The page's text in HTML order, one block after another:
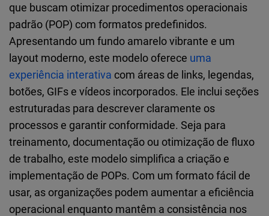
que buscam otimizar procedimentos operacionais
padrão (POP) com formatos predefinidos.
Apresentando um fundo amarelo vibrante e um
layout moderno, este modelo oferece uma
experiência interativa com áreas de links, legendas,
botões, GIFs e vídeos incorporados. Ele inclui seções
estruturadas para descrever claramente os
processos e garantir conformidade. Seja para
treinamento, documentação ou otimização de fluxo
de trabalho, este modelo simplifica a criação e
implementação de POPs. Com um formato fácil de
usar, as organizações podem aumentar a eficiência
operacional enquanto mantêm a consistência nos